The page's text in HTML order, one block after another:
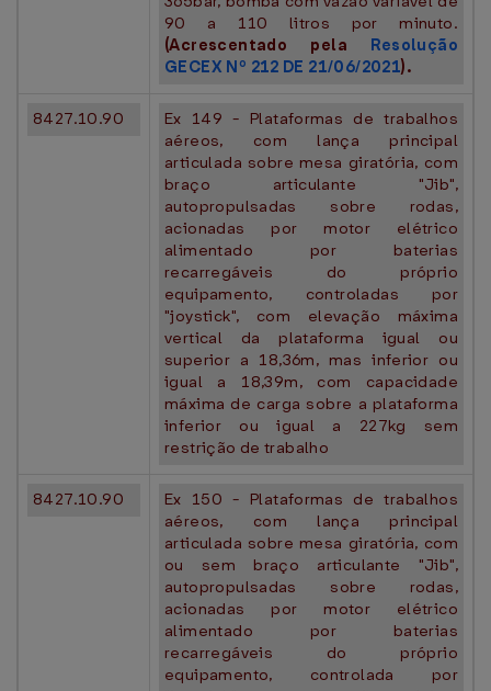
90 a 110 litros por minuto.
(Acrescentado pela Resolução
GECEX Nº 212 DE 21/06/2021).
8427.10.90
Ex 149 - Plataformas de trabalhos
aéreos, com lança principal
articulada sobre mesa giratória, com
braço articulante "Jib",
autopropulsadas sobre rodas,
acionadas por motor elétrico
alimentado por baterias
recarregáveis do próprio
equipamento, controladas por
"joystick", com elevação máxima
vertical da plataforma igual ou
superior a 18,36m, mas inferior ou
igual a 18,39m, com capacidade
máxima de carga sobre a plataforma
inferior ou igual a 227kg sem
restrição de trabalho
8427.10.90
Ex 150 - Plataformas de trabalhos
aéreos, com lança principal
articulada sobre mesa giratória, com
ou sem braço articulante "Jib",
autopropulsadas sobre rodas,
acionadas por motor elétrico
alimentado por baterias
recarregáveis do próprio
equipamento, controlada por